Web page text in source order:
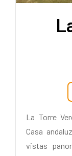
La Torre
Casa
vistas